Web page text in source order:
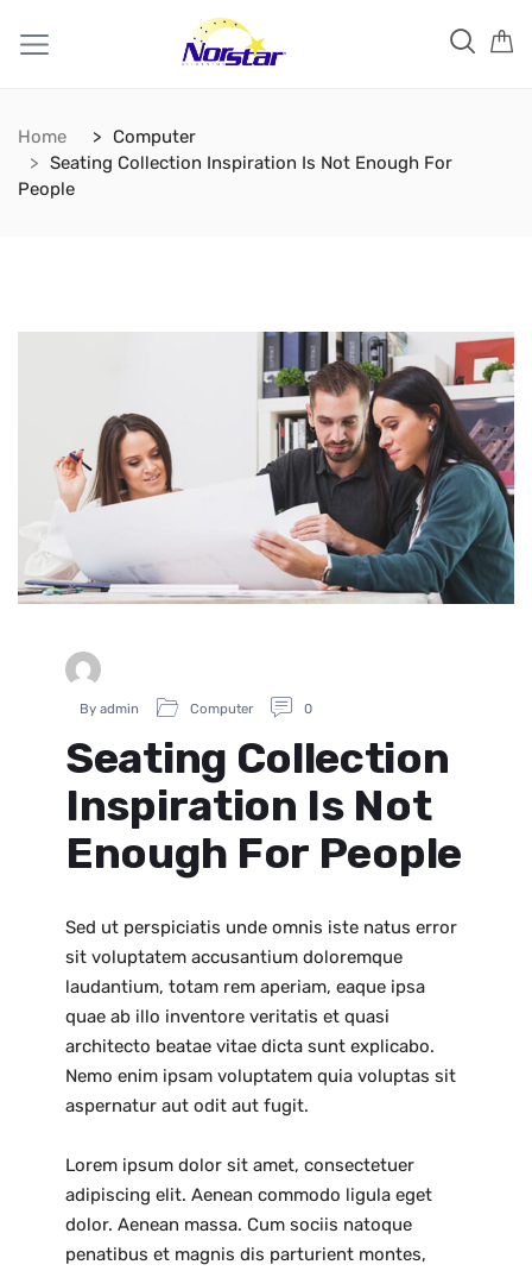
Home
Computer
Seating Collection Inspiration Is Not Enough For
People
By admin Computer 0
Seating Collection
Inspiration Is Not
Enough For People
Sed ut perspiciatis unde omnis iste natus error
sit voluptatem accusantium doloremque
laudantium, totam rem aperiam, eaque ipsa
quae ab illo inventore veritatis et quasi
architecto beatae vitae dicta sunt explicabo.
Nemo enim ipsam voluptatem quia voluptas sit
aspernatur aut odit aut fugit.
Lorem ipsum dolor sit amet, consectetuer
adipiscing elit. Aenean commodo ligula eget
dolor. Aenean massa. Cum sociis natoque
penatibus et magnis dis parturient montes,